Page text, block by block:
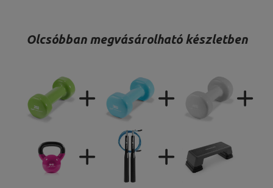
Olcsóbban megvásárolható készletben